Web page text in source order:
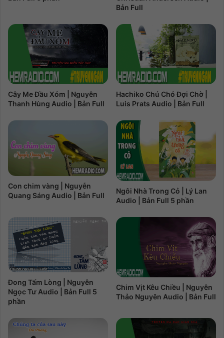
Bản Full
Cây Me Đầu Xóm | Nguyễn
Thanh Hùng Audio | Bản Full
Hachiko Chú Chó Đợi Chờ |
Luis Prats Audio | Bản Full
Con chim vàng | Nguyễn
Quang Sáng Audio | Bản Full
Ngôi Nhà Trong Cỏ | Lý Lan
Audio | Bản Full 5 phần
Đong Tấm Lòng | Nguyễn
Ngọc Tư Audio | Bản Full 5
phần
Chim Vịt Kêu Chiều | Nguyễn
Thảo Nguyên Audio | Bản Full